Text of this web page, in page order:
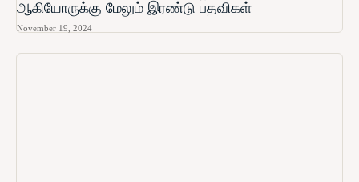
ஆகியோருக்கு மேலும் இரண்டு பதவிகள்
November 19, 2024